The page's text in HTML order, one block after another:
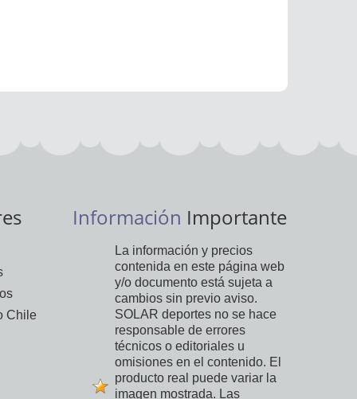
Chile
Información Importante
La información y precios
contenida en este página web
y/o documento está sujeta a
cambios sin previo aviso.
SOLAR deportes no se hace
responsable de errores
técnicos o editoriales u
omisiones en el contenido. El
producto real puede variar la
imagen mostrada. Las